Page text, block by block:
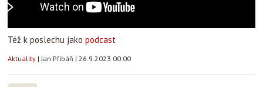
Též k poslechu jako podcast
Aktuality |Jan Přibáň | 26.9.2023 00:00